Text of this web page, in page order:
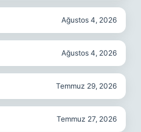
Ağustos 4, 2026
Ağustos 4, 2026
Temmuz 29, 2026
Temmuz 27, 2026